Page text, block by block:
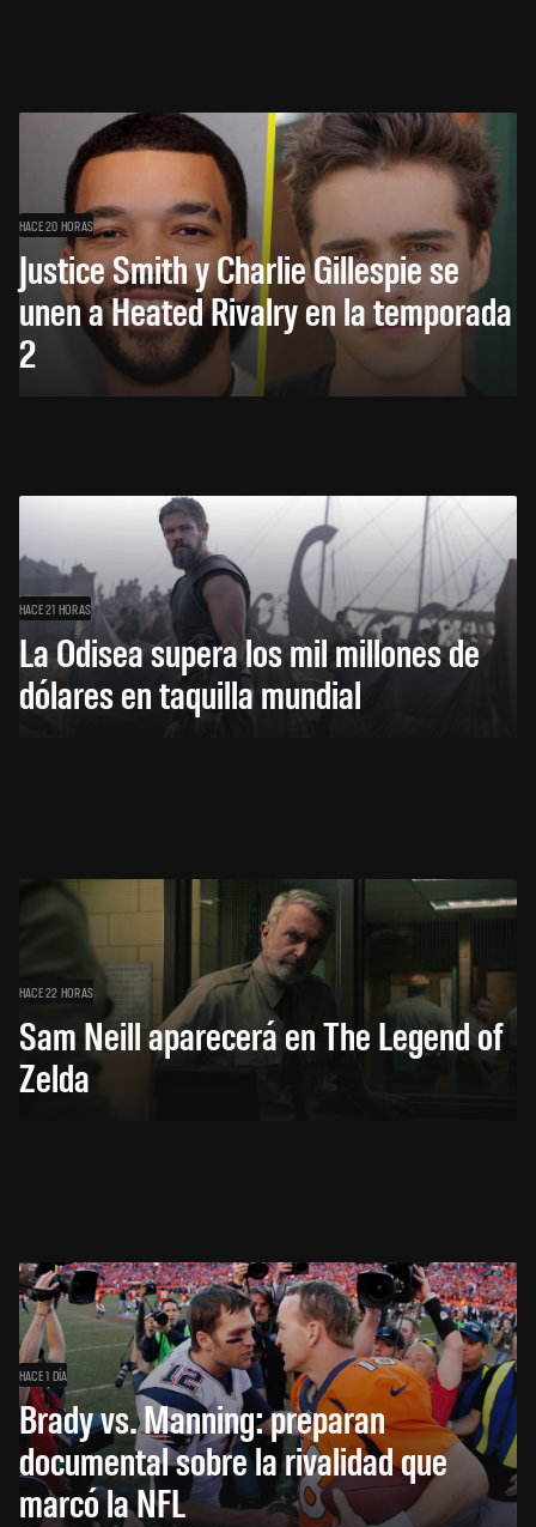
HACE 20 HORAS
Justice Smith y Charlie Gillespie se
unen a Heated Rivalry en la temporada
2
HACE 21 HORAS
La Odisea supera los mil millones de
dólares en taquilla mundial
HACE 22 HORAS
Sam Neill aparecerá en The Legend of
Zelda
HACE 1 DÍA
Brady vs. Manning: preparan
documental sobre la rivalidad que
marcó la NFL